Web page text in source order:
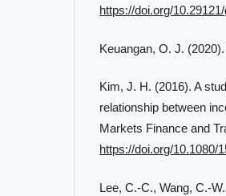
https://doi.org/
Keuangan, O. J.
Kim, J. H. (2016). A
relationship between
Markets Finance and
https://doi.org/10.1080/
Lee, C.-C., Wang, C.-